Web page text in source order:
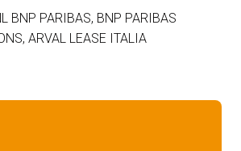
BNP PARIBAS, BNP PARIBAS
ARVAL LEASE ITALIA